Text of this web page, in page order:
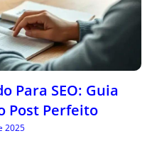
Para SEO: Guia
Post Perfeito
2025